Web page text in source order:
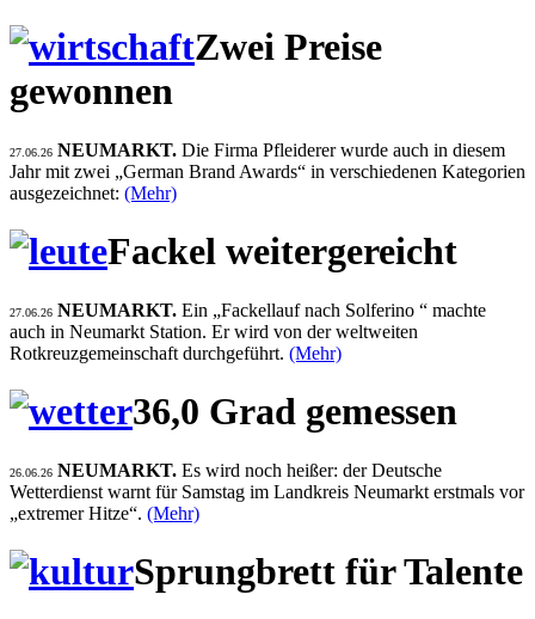
Zwei Preise
gewonnen
27.06.26 NEUMARKT. Die Firma Pfleiderer wurde auch in diesem
Jahr mit zwei „German Brand Awards“ in verschiedenen Kategorien
ausgezeichnet: (Mehr)
Fackel weitergereicht
27.06.26 NEUMARKT. Ein „Fackellauf nach Solferino “ machte
auch in Neumarkt Station. Er wird von der weltweiten
Rotkreuzgemeinschaft durchgeführt. (Mehr)
36,0 Grad gemessen
26.06.26 NEUMARKT. Es wird noch heißer: der Deutsche
Wetterdienst warnt für Samstag im Landkreis Neumarkt erstmals vor
„extremer Hitze“. (Mehr)
Sprungbrett für Talente